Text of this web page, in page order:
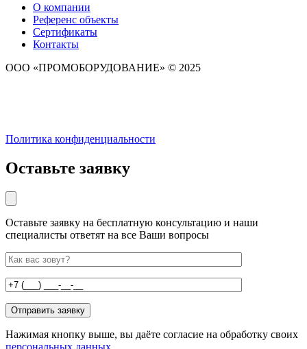
О компании
Референс объекты
Сертификаты
Контакты
ООО «ПРОМОБОРУДОВАНИЕ» © 2025
Политика конфиденциальности
Оставьте заявку
Оставьте заявку на бесплатную консультацию и наши
специалисты ответят на все Ваши вопросы
Нажимая кнопку выше, вы даёте согласие на обработку своих
персональных данных.